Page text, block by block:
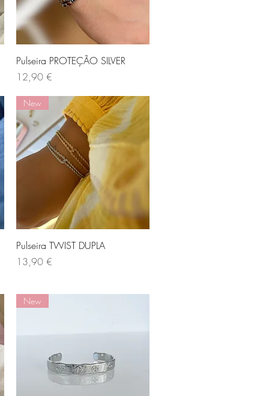
Visualização rápida
Pulseira PROTEÇÃO SILVER
Preço
12,90 €
Visualização rápida
New
Pulseira TWIST DUPLA
Preço
13,90 €
New